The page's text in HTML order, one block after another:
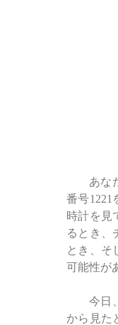
あな
番号1221
時計を見
るとき、
とき、そ
可能性が
今日
から見た